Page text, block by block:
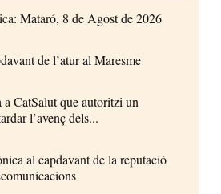
Mataró, 8 de Agost de 2026
de l’atur al Maresme
a CatSalut que autoritzi un
l’avenç dels...
al capdavant de la reputació